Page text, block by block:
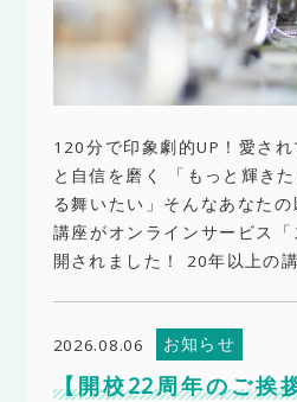
120分で印象劇的UP！愛さ
と自信を磨く 「もっと輝き
る舞いたい」そんなあなた
講座がオンラインサービス
開されました！ 20年以上の
2026.08.06 お知らせ
【開校22周年のご挨